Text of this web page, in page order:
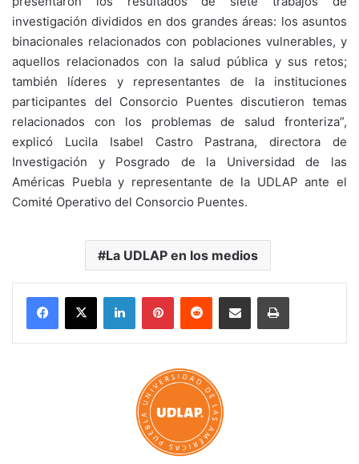
investigación divididos en dos grandes áreas: los asuntos
binacionales relacionados con poblaciones vulnerables, y
aquellos relacionados con la salud pública y sus retos;
también líderes y representantes de la instituciones
participantes del Consorcio Puentes discutieron temas
relacionados con los problemas de salud fronteriza”,
explicó Lucila Isabel Castro Pastrana, directora de
Investigación y Posgrado de la Universidad de las
Américas Puebla y representante de la UDLAP ante el
Comité Operativo del Consorcio Puentes.
La UDLAP en los medios
LinkedInPinterestReddit Share via Email Print